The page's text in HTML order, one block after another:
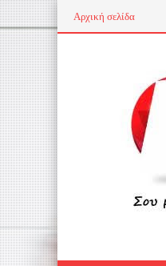
Αρχική σελίδα